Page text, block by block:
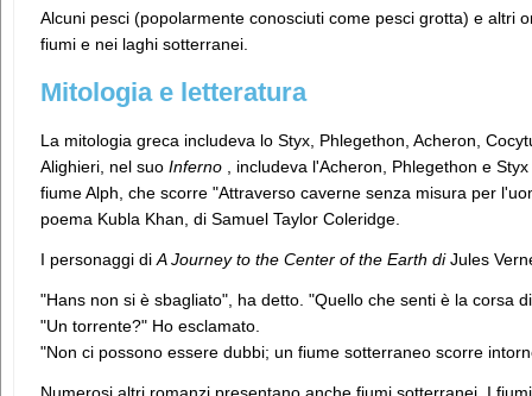
Alcuni pesci (popolarmente conosciuti come pesci grotta) e altri
fiumi e nei laghi sotterranei.
Mitologia e letteratura
La mitologia greca includeva lo Styx, Phlegethon, Acheron,
Alighieri, nel suo Inferno , includeva l'Acheron, Phlegethon e
fiume Alph, che scorre "Attraverso caverne senza misura per
poema Kubla Khan, di Samuel Taylor Coleridge.
I personaggi di A Journey to the Center of the Earth diJules
"Hans non si è sbagliato", ha detto. "Quello che senti è la corsa
"Un torrente?" Ho esclamato.
"Non ci possono essere dubbi; un fiume sotterraneo scorre